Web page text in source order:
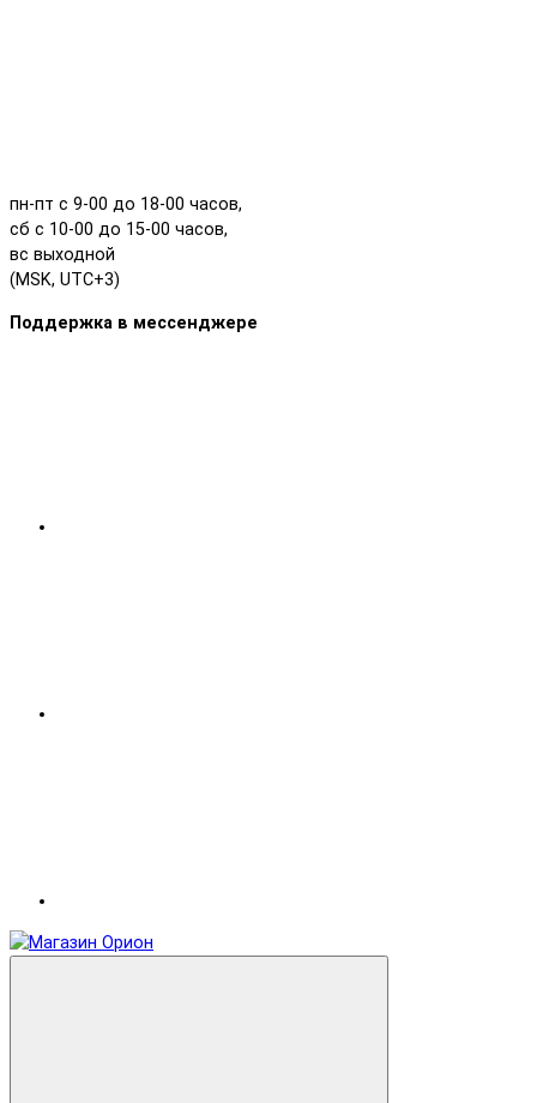
пн-пт с 9-00 до 18-00 часов,
сб с 10-00 до 15-00 часов,
вс выходной
(MSK, UTC+3)
Поддержка в мессенджере